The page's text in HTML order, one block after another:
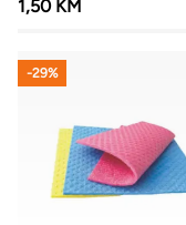
1,50 KM
-29%